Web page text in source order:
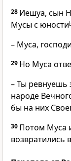
28 Иешуа, сын
Мусы с юности[
– Муса,
29 Но Муса
– Ты ревнуешь
народе
бы на них
30 Потом Муса
возвратились